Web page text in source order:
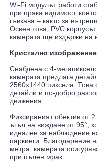
Wi-Fi модулът работи
при пряка видимост,
гъвкава – както за
Освен това, PVC
камерата ще издържи на
Кристално
Снабдена с 4-
камерата предлага
2560x1440 пиксела. Това
детайли и по-добро
движения.
Фиксираният обектив от
ъгъл на виждане от 95°,
идеален за наблюдение
паркинги. Благодарение
метра, камерата
при пълен мрак.